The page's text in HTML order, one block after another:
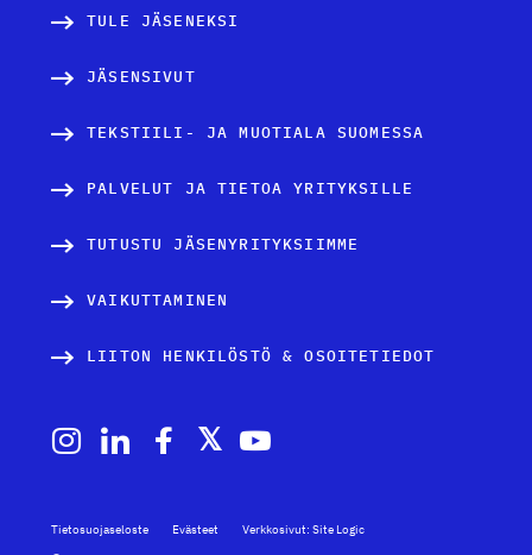
TULE JÄSENEKSI
JÄSENSIVUT
TEKSTIILI- JA MUOTIALA SUOMESSA
PALVELUT JA TIETOA YRITYKSILLE
TUTUSTU JÄSENYRITYKSIIMME
VAIKUTTAMINEN
LIITON HENKILÖSTÖ & OSOITETIEDOT
Tietosuojaseloste Evästeet
Verkkosivut: Site Logic